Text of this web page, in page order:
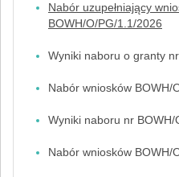
Nabór uzupełniający
BOWH/O/PG/1.1/2026
Wyniki naboru o granty
Nabór wniosków BOWH/
Wyniki naboru nr BOWH/
Nabór wniosków BOWH/